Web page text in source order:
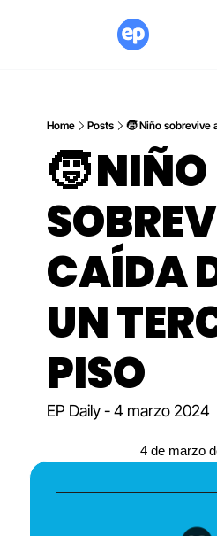
Home Posts 🧒 Niño sobrevive
🧒 NIÑO
CAÍDA
UN
PISO
EP Daily - 4 marzo 2024
4 de marzo